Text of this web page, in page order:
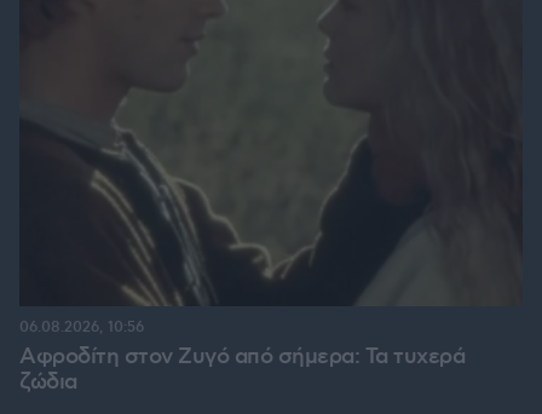
Αφροδίτη στον Ζυγό από σήμερα: Τα τυχερά
ζώδια
06.08.2026, 10:56